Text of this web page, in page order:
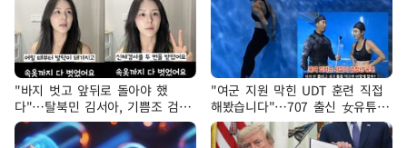
"바지 벗고 앞뒤로 돌아야 했
다"…탈북민 김서아, 기쁨조 검사
수치심 회상
"여군 지원 막힌 UDT 훈련 직접
해봤습니다"…707 출신 女유튜버
'완벽 소화'